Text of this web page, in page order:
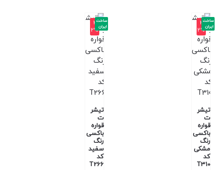
-3
2%
تیشر
ت
قواره
باکسی
رنگ
مشکی
کد
T310
ساخت
ایران
-3
2%
تیشر
ت
قواره
باکسی
رنگ
سفید
کد
T266
ساخت
ایران